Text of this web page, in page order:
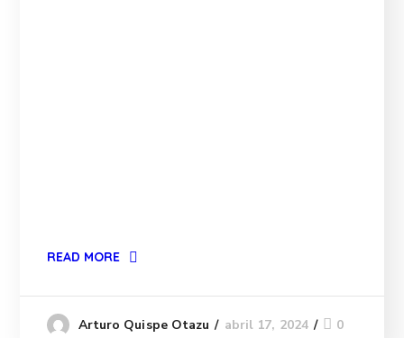
READ MORE
Arturo Quispe Otazu abril 17, 2024 0